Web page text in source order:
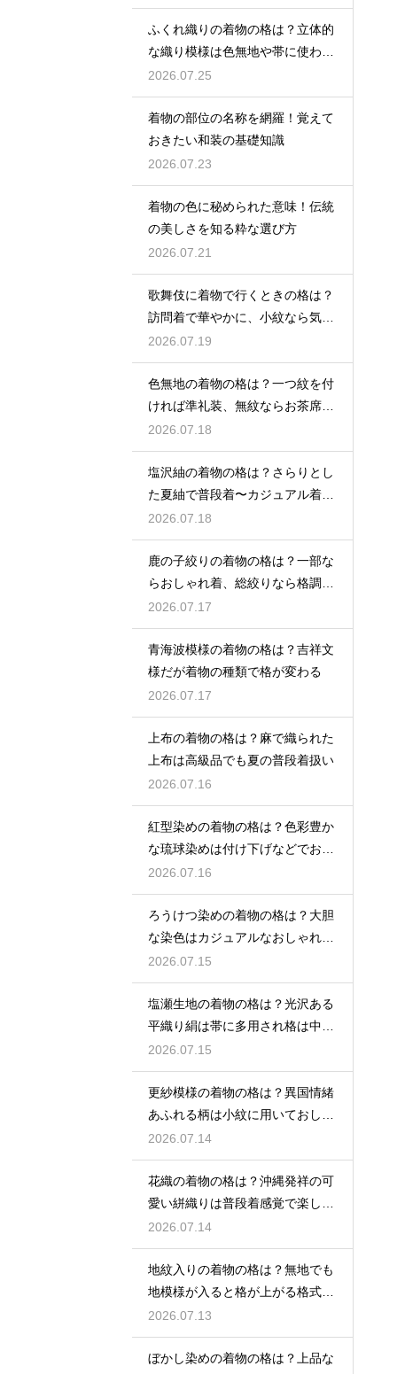
ふくれ織りの着物の格は？立体的
な織り模様は色無地や帯に使われ
格は控えめ
2026.07.25
着物の部位の名称を網羅！覚えて
おきたい和装の基礎知識
2026.07.23
着物の色に秘められた意味！伝統
の美しさを知る粋な選び方
2026.07.21
歌舞伎に着物で行くときの格は？
訪問着で華やかに、小紋なら気軽
な観劇に
2026.07.19
色無地の着物の格は？一つ紋を付
ければ準礼装、無紋ならお茶席向
きの格
2026.07.18
塩沢紬の着物の格は？さらりとし
た夏紬で普段着〜カジュアル着物
として活躍
2026.07.18
鹿の子絞りの着物の格は？一部な
らおしゃれ着、総絞りなら格調高
い晴れ着に
2026.07.17
青海波模様の着物の格は？吉祥文
様だが着物の種類で格が変わる
2026.07.17
上布の着物の格は？麻で織られた
上布は高級品でも夏の普段着扱い
2026.07.16
紅型染めの着物の格は？色彩豊か
な琉球染めは付け下げなどでおし
ゃれ着向き
2026.07.16
ろうけつ染めの着物の格は？大胆
な染色はカジュアルなおしゃれ着
に最適
2026.07.15
塩瀬生地の着物の格は？光沢ある
平織り絹は帯に多用され格は中位
程度
2026.07.15
更紗模様の着物の格は？異国情緒
あふれる柄は小紋に用いておしゃ
れ着向き
2026.07.14
花織の着物の格は？沖縄発祥の可
愛い絣織りは普段着感覚で楽しめ
る
2026.07.14
地紋入りの着物の格は？無地でも
地模様が入ると格が上がる格式を
解説
2026.07.13
ぼかし染めの着物の格は？上品な